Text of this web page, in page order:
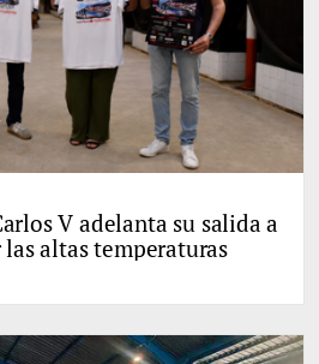
V adelanta su salida a
altas temperaturas